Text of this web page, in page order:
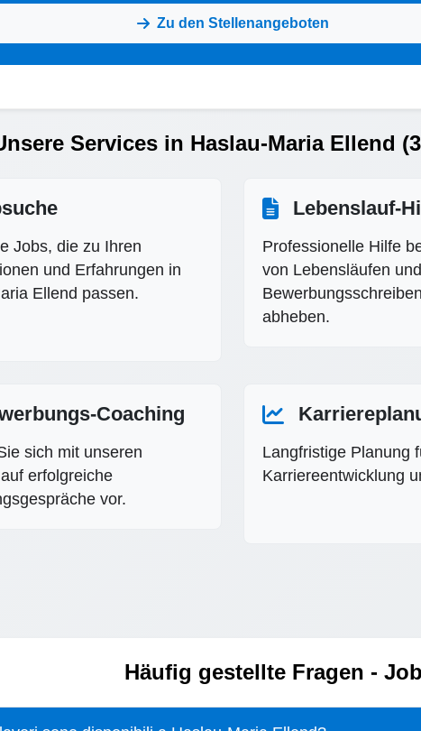
Zu den Stellenangeboten
Services in Haslau-Maria Ellend
Jobs, die zu Ihren
und Erfahrungen in
Ellend passen.
Lebenslauf-
Professionelle Hilfe
von Lebensläufen und
abheben.
Coaching
sich mit unseren
erfolgreiche
vor.
Langfristige Planung
Karriereentwicklung
Häufig gestellte Fragen -